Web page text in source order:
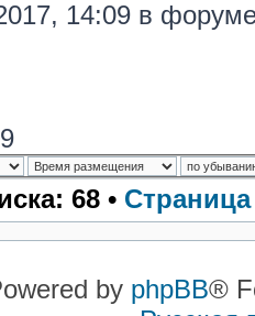
14:09 в
68 •
by phpBB®